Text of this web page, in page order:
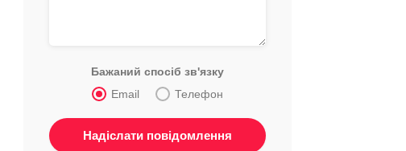
Бажаний спосіб зв'язку
Email
Телефон